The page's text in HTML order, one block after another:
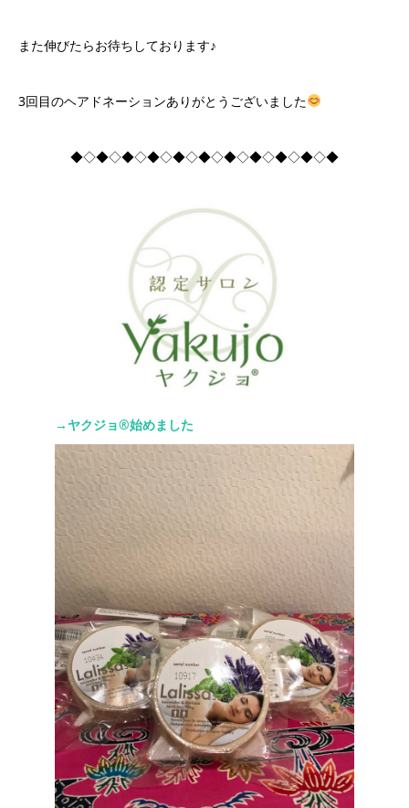
また伸びたらお待ちしております♪
3回目のヘアドネーションありがとうございました
◆◇◆◇◆◇◆◇◆◇◆◇◆◇◆◇◆◇◆◇◆
→ヤクジョ®︎始めました